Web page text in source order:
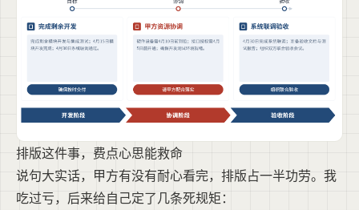
排版这件事，费点心思能救命
说句大实话，甲方有没有耐心看完，排版占一半功劳。我
吃过亏，后来给自己定了几条死规矩：